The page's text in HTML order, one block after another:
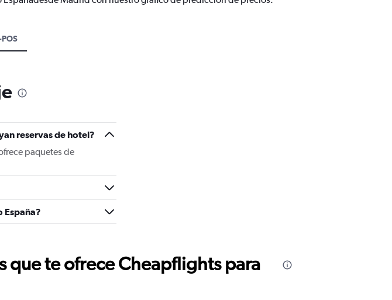
reservas de hotel?
paquetes de
España?
que te ofrece Cheapflights para